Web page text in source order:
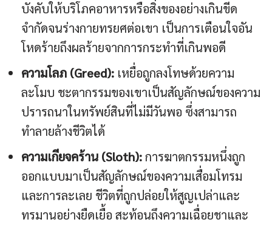
บังคับให้บริโภคอาหารหรือสิ่งของอย่างเกินขีด
จำกัดจนร่างกายทรยศต่อเขา เป็นการเตือนใจอัน
โหดร้ายถึงผลร้ายจากการกระทำที่เกินพอดี
ความโลภ (Greed): เหยื่อถูกลงโทษด้วยความ
ละโมบ ชะตากรรมของเขาเป็นสัญลักษณ์ของความ
ปรารถนาในทรัพย์สินที่ไม่มีวันพอ ซึ่งสามารถ
ทำลายล้างชีวิตได้
ความเกียจคร้าน (Sloth):การฆาตกรรมหนึ่งถูก
ออกแบบมาเป็นสัญลักษณ์ของความเสื่อมโทรม
และการละเลย ชีวิตที่ถูกปล่อยให้สูญเปล่าและ
ทรมานอย่างยืดเยื้อ สะท้อนถึงความเฉื่อยชาและ